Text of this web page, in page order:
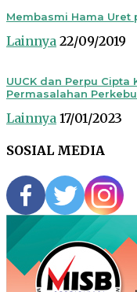
Membasmi Hama Uret
Lainnya 22/09/2019
UUCK dan Perpu Cipta
Permasalahan
Lainnya 17/01/2023
SOSIAL MEDIA